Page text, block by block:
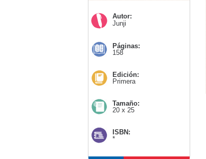
Autor:
Junji
Páginas:
158
Edición:
Primera
Tamaño:
20 x 25
ISBN:
*